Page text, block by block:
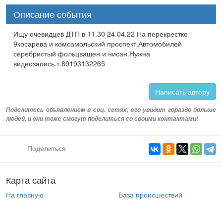
Описание события
Ищу очевидцев ДТП в 11.30 24.04.22 На перекрестке
9косарева и комсамольский проспект.Автомобилей
серебристый фольцвашен и нисан.Нужна
видеозапись.т.89193132265
Написать автору
Поделитесь объявлением в соц. сетях, его увидит гораздо больше
людей, и они тоже смогут поделиться со своими контактами!
Поделиться
Карта сайта
На главную
База происшествий